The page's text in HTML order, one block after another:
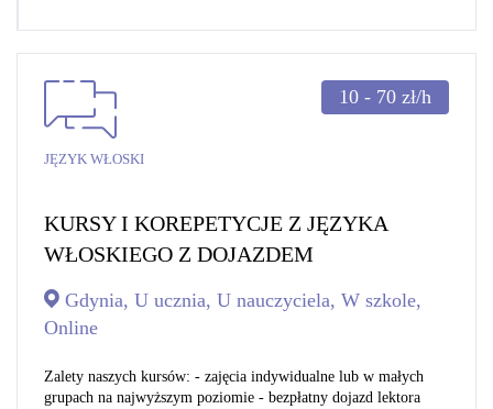
JĘZYK WŁOSKI
10 - 70 zł/h
KURSY I KOREPETYCJE Z JĘZYKA
WŁOSKIEGO Z DOJAZDEM
Gdynia, U ucznia, U nauczyciela, W szkole,
Online
Zalety naszych kursów: - zajęcia indywidualne lub w małych
grupach na najwyższym poziomie - bezpłatny dojazd lektora